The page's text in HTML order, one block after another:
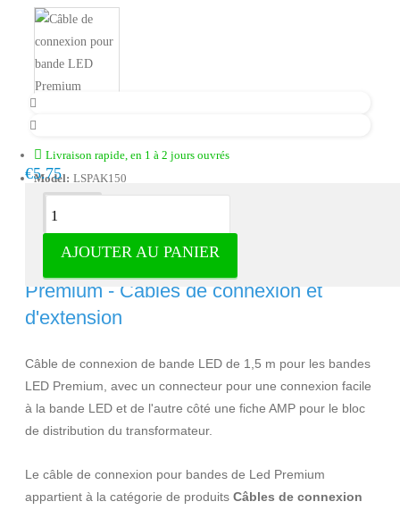
Livraison rapide, en 1 à 2 jours ouvrés
Model: LSPAK150
€5.75
AJOUTER AU PANIER
Description
Câble de connexion pour bande LED
Premium - Câbles de connexion et
d'extension
Câble de connexion de bande LED de 1,5 m pour les bandes
LED Premium, avec un connecteur pour une connexion facile
à la bande LED et de l'autre côté une fiche AMP pour le bloc
de distribution du transformateur.
Le câble de connexion pour bandes de Led Premium
appartient à la catégorie de produits Câbles de connexion